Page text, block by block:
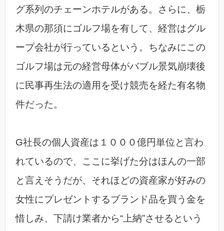
グ系列のチェーンホテルがある。さらに、栃
木県の那須にゴルフ場を有して、経営はグル
ープ会社が行っているという。ちなみにこの
ゴルフ場は元の経営母体がバブル景気崩壊後
に民事再生法の適用を受け競売を経た有名物
件だった。
G社長の個人資産は１０００億円単位と言わ
れているので、ここに挙げた分はほんの一部
と言えそうだが、それほどの資産家が好みの
女性にプレゼントするブランド品を買う金を
惜しみ、下請け業者から“上納”させるという